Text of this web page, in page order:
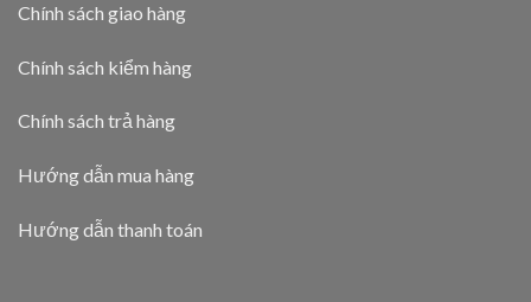
Chính sách giao hàng
Chính sách kiểm hàng
Chính sách trả hàng
Hướng dẫn mua hàng
Hướng dẫn thanh toán